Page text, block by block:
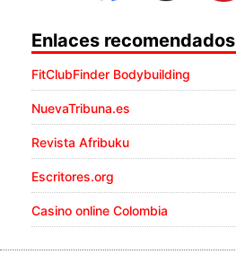
Enlaces recomendados
FitClubFinder Bodybuilding
NuevaTribuna.es
Revista Afribuku
Escritores.org
Casino online Colombia